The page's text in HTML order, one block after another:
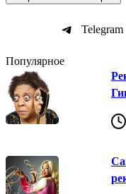
Telegram
Популярное